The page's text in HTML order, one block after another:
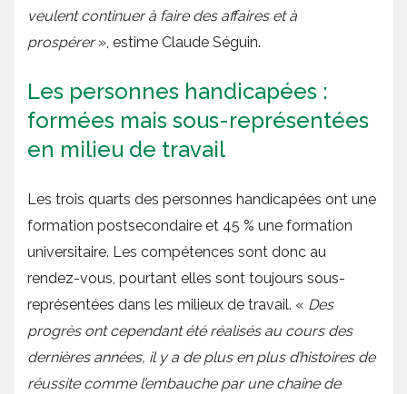
veulent continuer à faire des affaires et à
prospérer», estime Claude Séguin.
Les personnes handicapées :
formées mais sous-représentées
en milieu de travail
Les trois quarts des personnes handicapées ont une
formation postsecondaire et 45 % une formation
universitaire. Les compétences sont donc au
rendez-vous, pourtant elles sont toujours sous-
représentées dans les milieux de travail. « Des
progrès ont cependant été réalisés au cours des
dernières années, il y a de plus en plus d’histoires de
réussite comme l’embauche par une chaîne de